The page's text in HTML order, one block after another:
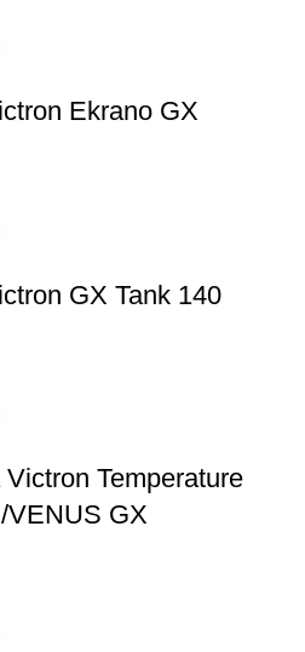
Ekrano GX
GX Tank 140
Temperature
VENUS GX